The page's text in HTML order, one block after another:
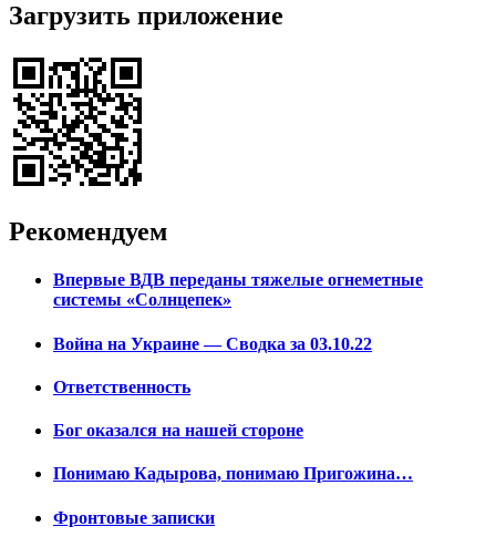
Загрузить приложение
Рекомендуем
Впервые ВДВ переданы тяжелые огнеметные
системы «Солнцепек»
Война на Украине — Сводка за 03.10.22
Ответственность
Бог оказался на нашей стороне
Понимаю Кадырова, понимаю Пригожина…
Фронтовые записки